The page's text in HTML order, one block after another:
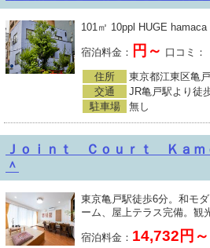
101㎡ 10ppl HUGE hamaca
宿泊料金： 円～ 口コミ：
住所
東京都江東区亀
交通
JR亀戸駅より徒
駐車場
無し
Ｊｏｉｎｔ Ｃｏｕｒｔ Ｋａ
＾
東京亀戸駅徒歩6分。和モ
ーム、屋上テラス完備。観
宿泊料金： 14,732円～